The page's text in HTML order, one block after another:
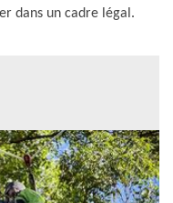
dans un cadre légal.